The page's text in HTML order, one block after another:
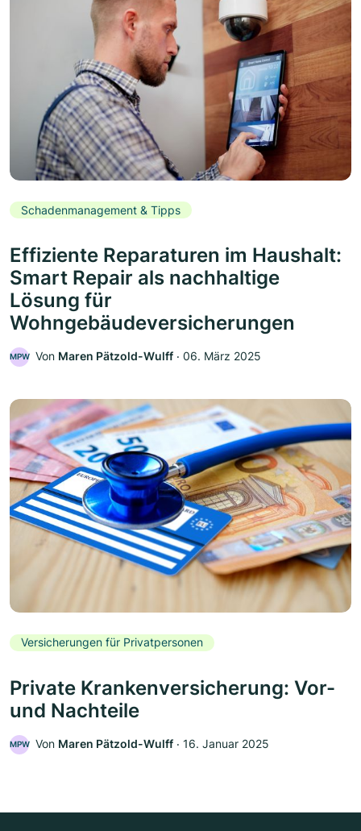
Schadenmanagement & Tipps
Effiziente Reparaturen im Haushalt:
Smart Repair als nachhaltige
Lösung für
Wohngebäudeversicherungen
MPW Von Maren Pätzold-Wulff ‧ 06. März 2025
Versicherungen für Privatpersonen
Private Krankenversicherung: Vor-
und Nachteile
MPW Von Maren Pätzold-Wulff ‧ 16. Januar 2025